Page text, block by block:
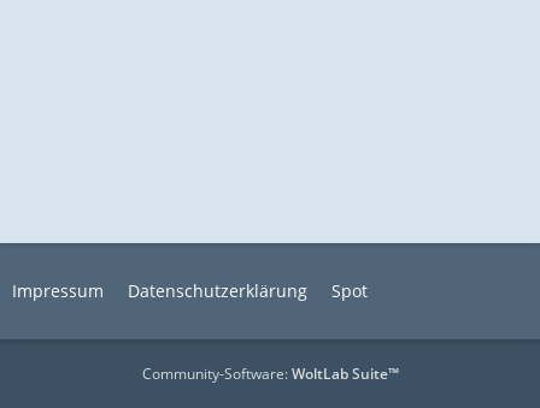
Impressum Datenschutzerklärung Spot
Community-Software:WoltLab Suite™